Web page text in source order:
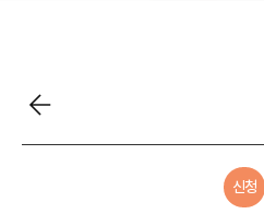
신청